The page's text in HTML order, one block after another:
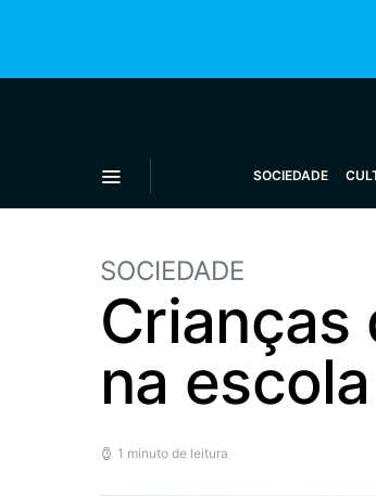
SOCIEDADE
SOCIEDADE
na
1 minuto de leitura